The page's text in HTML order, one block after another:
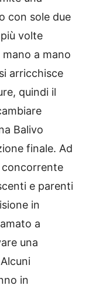
con sole due
volte
a mano
arricchisce
quindi il
Balivo
finale. Ad
e parenti
in
a
una
in